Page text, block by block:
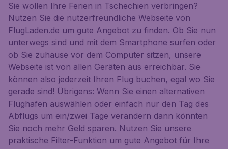
Sie wollen Ihre Ferien in Tschechien verbringen?
Nutzen Sie die nutzerfreundliche Webseite von
FlugLaden.de um gute Angebot zu finden. Ob Sie nun
unterwegs sind und mit dem Smartphone surfen oder
ob Sie zuhause vor dem Computer sitzen, unsere
Webseite ist von allen Geräten aus erreichbar. Sie
können also jederzeit Ihren Flug buchen, egal wo Sie
gerade sind! Übrigens: Wenn Sie einen alternativen
Flughafen auswählen oder einfach nur den Tag des
Abflugs um ein/zwei Tage verändern dann könnten
Sie noch mehr Geld sparen. Nutzen Sie unsere
praktische Filter-Funktion um gute Angebot für Ihre